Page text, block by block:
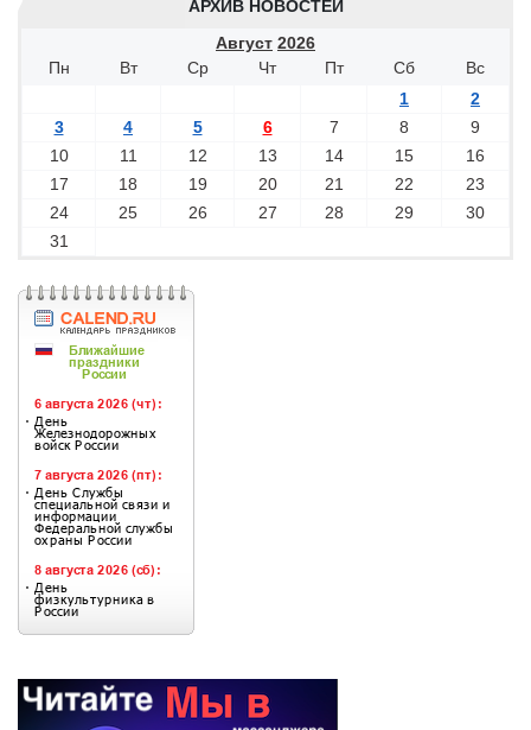
АРХИВ НОВОСТЕЙ
Август 2026
Пн
Вт Ср Чт Пт Сб
Вс
1
2
3
4 5 6 7 8
9
10
11 12 13 14 15
16
17
18 19 20 21 22
23
24
25 26 27 28 29
30
31